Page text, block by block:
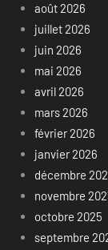
août 2026
juillet 2026
juin 2026
mai 2026
avril 2026
mars 2026
février 2026
janvier 2026
décembre
novembre
octobre 2025
septembre